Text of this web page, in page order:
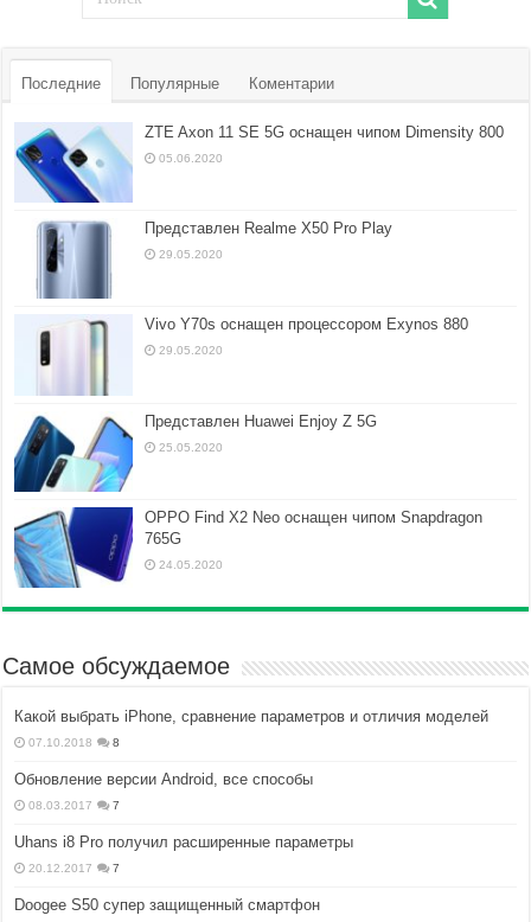
Последние Популярные Коментарии
ZTE Axon 11 SE 5G оснащен чипом Dimensity 800
05.06.2020
Представлен Realme X50 Pro Play
29.05.2020
Vivo Y70s оснащен процессором Exynos 880
29.05.2020
Представлен Huawei Enjoy Z 5G
25.05.2020
OPPO Find X2 Neo оснащен чипом Snapdragon
765G
24.05.2020
Самое обсуждаемое
Какой выбрать iPhone, сравнение параметров и отличия моделей
07.10.2018 8
Обновление версии Android, все способы
08.03.2017 7
Uhans i8 Pro получил расширенные параметры
20.12.2017 7
Doogee S50 супер защищенный смартфон